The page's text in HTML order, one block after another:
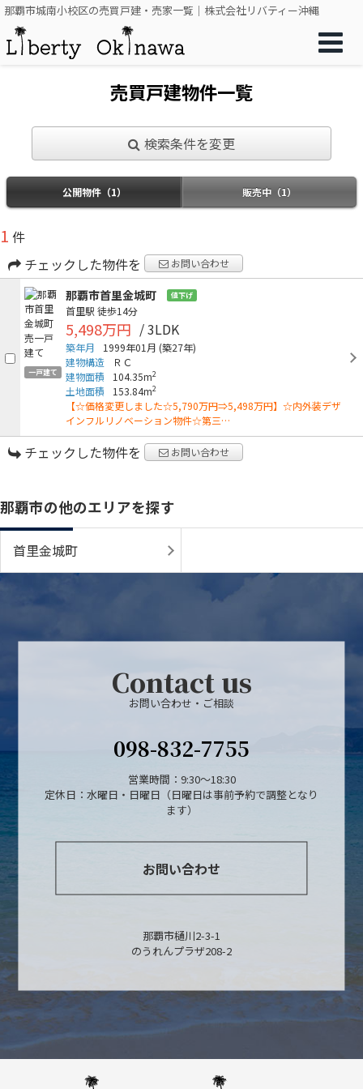
那覇市城南小校区の売買戸建・売家一覧｜株式会社リバティー沖縄
売買戸建物件一覧
検索条件を変更
公開物件（1） 販売中（1）
1 件
チェックした物件を
お問い合わせ
一戸建て
那覇市首里金城町 値下げ
首里駅 徒歩14分
5,498万円 / 3LDK
築年月 1999年01月 (築27年)
建物構造
ＲＣ
建物面積
104.35m2
土地面積 153.84m2
【☆価格変更しました☆5,790万円⇒5,498万円】☆内外装デザ
インフルリノベーション物件☆第三…
チェックした物件を お問い合わせ
那覇市の他のエリアを探す
首里金城町
Contact us
お問い合わせ・ご相談
098-832-7755
営業時間：9:30～18:30
定休日：水曜日・日曜日（日曜日は事前予約で調整となり
ます）
お問い合わせ
那覇市樋川2-3-1
のうれんプラザ208-2